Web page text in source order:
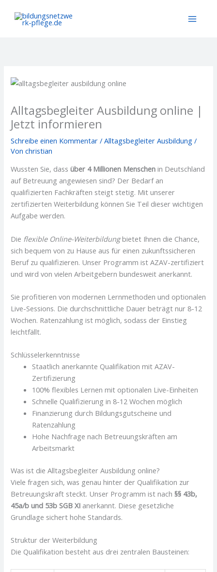
Inhalt
Alltagsbegleiter Ausbildung online |
Jetzt informieren
Schreibe einen Kommentar /Alltagsbegleiter Ausbildung /
Vonchristian
Wussten Sie, dassüber 4 Millionen Menschen in Deutschland
auf Betreuung angewiesen sind? Der Bedarf an
qualifizierten Fachkräften steigt stetig. Mit unserer
zertifizierten Weiterbildung können Sie Teil dieser wichtigen
Aufgabe werden.
Die flexible Online-Weiterbildungbietet Ihnen die Chance,
sich bequem von zu Hause aus für einen zukunftssicheren
Beruf zu qualifizieren. Unser Programm ist AZAV-zertifiziert
und wird von vielen Arbeitgebern bundesweit anerkannt.
Sie profitieren von modernen Lernmethoden und optionalen
Live-Sessions. Die durchschnittliche Dauer beträgt nur 8-12
Wochen. Ratenzahlung ist möglich, sodass der Einstieg
leichtfällt.
Schlüsselerkenntnisse
Staatlich anerkannte Qualifikation mit AZAV-
Zertifizierung
100% flexibles Lernen mit optionalen Live-Einheiten
Schnelle Qualifizierung in 8-12 Wochen möglich
Finanzierung durch Bildungsgutscheine und
Ratenzahlung
Hohe Nachfrage nach Betreuungskräften am
Arbeitsmarkt
Was ist die Alltagsbegleiter Ausbildung online?
Viele fragen sich, was genau hinter der Qualifikation zur
Betreuungskraft steckt. Unser Programm ist nach§§ 43b,
45a/b und 53b SGB XI anerkannt. Diese gesetzliche
Grundlage sichert hohe Standards.
Struktur der Weiterbildung
Die Qualifikation besteht aus drei zentralen Bausteinen: